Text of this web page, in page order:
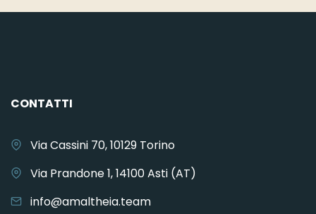
CONTATTI
Via Cassini 70, 10129 Torino
Via Prandone 1, 14100 Asti (AT)
info@amaltheia.team